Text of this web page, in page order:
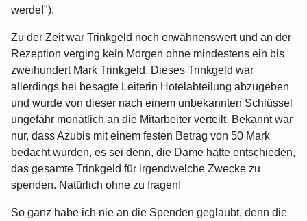
werde!").
Zu der Zeit war Trinkgeld noch erwähnenswert und an der
Rezeption verging kein Morgen ohne mindestens ein bis
zweihundert Mark Trinkgeld. Dieses Trinkgeld war
allerdings bei besagte Leiterin Hotelabteilung abzugeben
und wurde von dieser nach einem unbekannten Schlüssel
ungefähr monatlich an die Mitarbeiter verteilt. Bekannt war
nur, dass Azubis mit einem festen Betrag von 50 Mark
bedacht wurden, es sei denn, die Dame hatte entschieden,
das gesamte Trinkgeld für irgendwelche Zwecke zu
spenden. Natürlich ohne zu fragen!
So ganz habe ich nie an die Spenden geglaubt, denn die